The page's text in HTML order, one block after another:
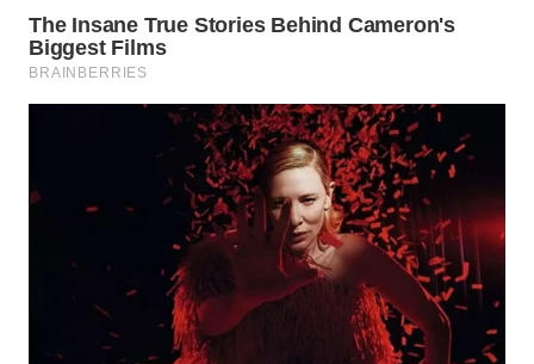
SERIBU
WN
WN